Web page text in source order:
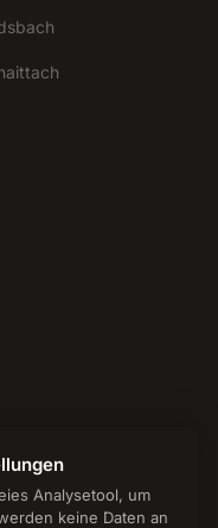
Analysetool, um
keine Daten an